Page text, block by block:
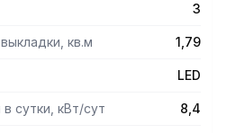
3
кв.м 1,79
LED
сутки, кВт/сут 8,4